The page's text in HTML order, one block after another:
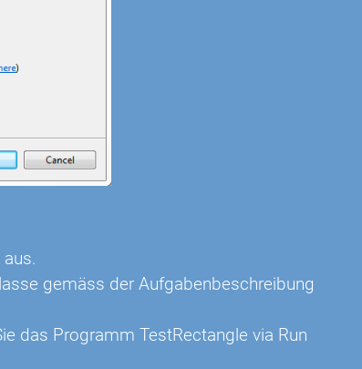
gemäss der Aufgabenbeschreibung
das Programm TestRectangle via Run